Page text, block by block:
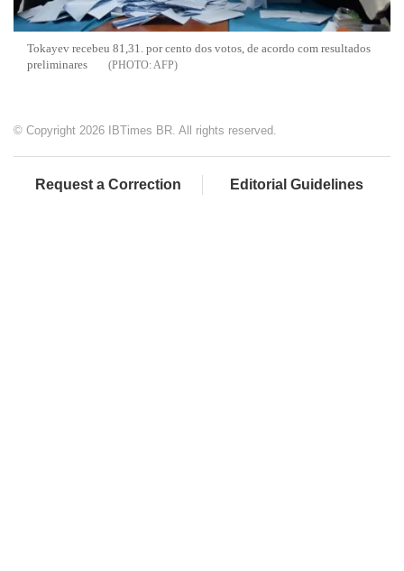
Tokayev recebeu 81,31. por cento dos votos, de acordo com resultados
preliminares
AFP
© Copyright 2026 IBTimes BR. All rights reserved.
Request a Correction Editorial Guidelines